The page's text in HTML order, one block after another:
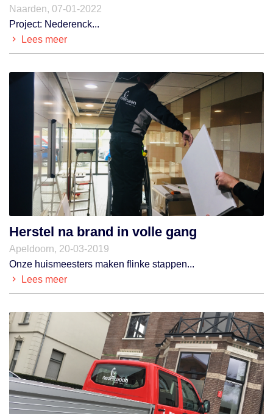
Naarden, 07-01-2022
Project: Nederenck...
Lees meer
Herstel na brand in volle gang
Apeldoorn, 20-03-2019
Onze huismeesters maken flinke stappen...
Lees meer